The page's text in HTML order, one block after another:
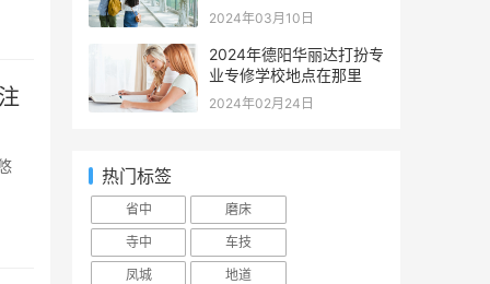
2024年03月10日
2024年德阳华丽达打扮专
业专修学校地点在那里
2024年02月24日
热门标签
省中
磨床
寺中
车技
凤城
地道